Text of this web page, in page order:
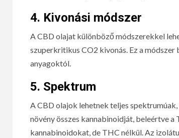
4. Kivonási módszer
A CBD olajat különböző módszerekkel
szuperkritikus CO2 kivonás. Ez a
anyagoktól.
5. Spektrum
A CBD olajok lehetnek teljes
növény összes kannabinoidját, beleértve
kannabinoidokat, de THC nélkül. Az